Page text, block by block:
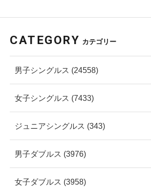
CATEGORY カテゴリー
男子シングルス (24558)
女子シングルス (7433)
ジュニアシングルス (343)
男子ダブルス (3976)
女子ダブルス (3958)